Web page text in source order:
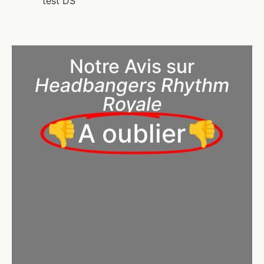
Notre Avis sur
Headbangers Rhythm
Royale
👎A oublier👎